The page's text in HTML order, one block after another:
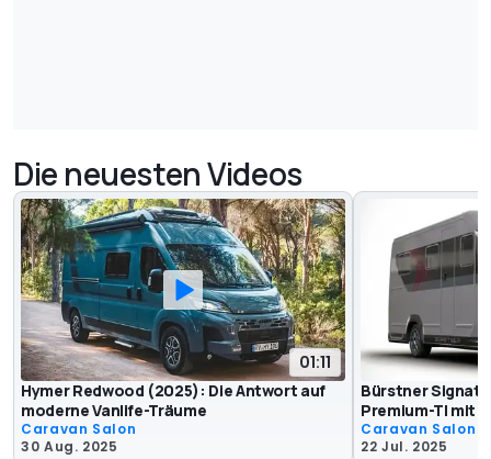
Die neuesten Videos
01:11
Hymer Redwood (2025): Die Antwort auf
moderne Vanlife-Träume
Caravan Salon
30 Aug. 2025
Bürstner
Premium-TI mit
Caravan Salon
22 Jul. 2025